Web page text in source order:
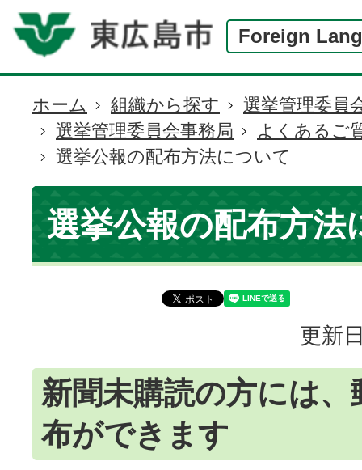
Foreign
現
在
の
位
置
ホーム 組織から探す
選挙管理委員
選挙管理委員会事務局
よくあるご
選挙公報の配布方法について
選挙公報の配布方法
更新
新聞未購読の方には
布ができます